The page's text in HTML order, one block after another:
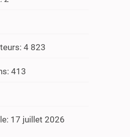
4 823
413
17 juillet 2026